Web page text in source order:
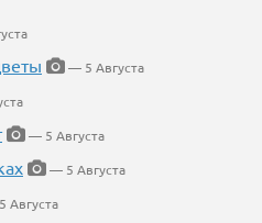
— 5 Августа
— 5 Августа
— 5 Августа
Августа